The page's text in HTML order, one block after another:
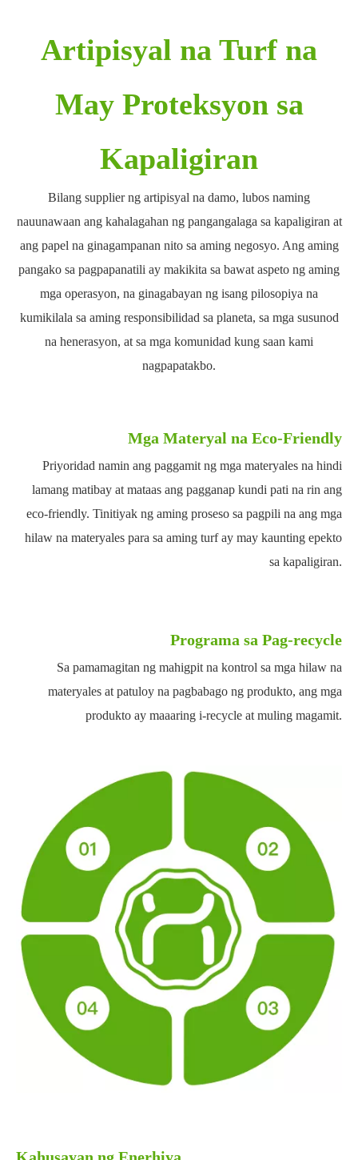
Artipisyal na Turf na
May Proteksyon sa
Kapaligiran
Bilang supplier ng artipisyal na damo, lubos naming
nauunawaan ang kahalagahan ng pangangalaga sa kapaligiran at
ang papel na ginagampanan nito sa aming negosyo. Ang aming
pangako sa pagpapanatili ay makikita sa bawat aspeto ng aming
mga operasyon, na ginagabayan ng isang pilosopiya na
kumikilala sa aming responsibilidad sa planeta, sa mga susunod
na henerasyon, at sa mga komunidad kung saan kami
nagpapatakbo.
Mga Materyal na Eco-Friendly
Priyoridad namin ang paggamit ng mga materyales na hindi
lamang matibay at mataas ang pagganap kundi pati na rin ang
eco-friendly. Tinitiyak ng aming proseso sa pagpili na ang mga
hilaw na materyales para sa aming turf ay may kaunting epekto
sa kapaligiran.
Programa sa Pag-recycle
Sa pamamagitan ng mahigpit na kontrol sa mga hilaw na
materyales at patuloy na pagbabago ng produkto, ang mga
produkto ay maaaring i-recycle at muling magamit.